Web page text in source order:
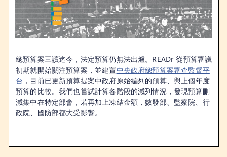
總預算案三讀迄今，法定預算仍無法出爐。READr 從預算審議
初期就開始關注預算案，並建置中央政府總預算案審查監督平
台 ，目前已更新預算提案中政府原始編列的預算、與上個年度
預算的比較。我們也嘗試計算各階段的減列情況，發現預算刪
減集中在特定部會，若再加上凍結金額，數發部、監察院、行
政院、國防部都大受影響。